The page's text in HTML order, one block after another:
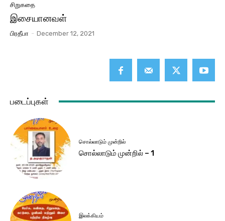
சிறுகதை
இசையானவள்
பிரதீபா - December 12, 2021
படைப்புகள்
சொல்லாடும் முன்றில்
சொல்லாடும் முன்றில் – 1
இலக்கியம்